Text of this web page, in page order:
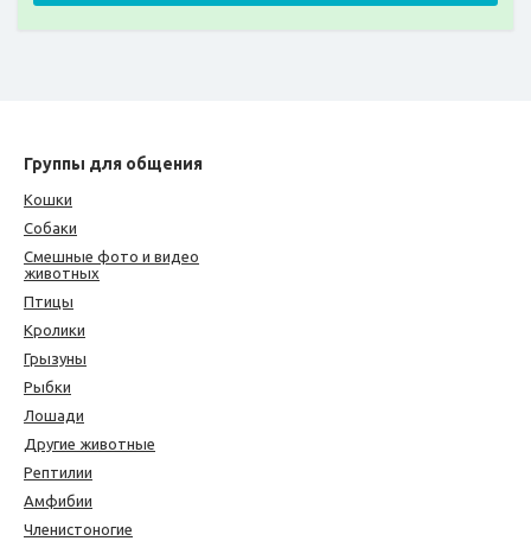
Группы для общения
Кошки
Собаки
Смешные фото и видео
животных
Птицы
Кролики
Грызуны
Рыбки
Лошади
Другие животные
Рептилии
Амфибии
Членистоногие